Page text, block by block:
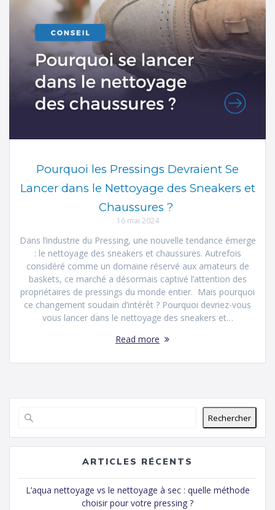
Pourquoi les Pressings Devraient Se
Lancer dans le Nettoyage des Sneakers et
Chaussures ?
16 mai 2024
Dans l’industrie du Pressing, une nouvelle tendance émerge
: le nettoyage des sneakers et chaussures. Autrefois
considéré comme un domaine réservé aux amateurs de
baskets, ce marché a désormais captivé l’attention des
propriétaires de pressings du monde entier. Mais pourquoi
ce changement soudain d’intérêt ? Pourquoi devriez-vous
vous lancer dans le nettoyage des sneakers et…
Read more
Rechercher
ARTICLES RÉCENTS
L’aqua nettoyage vs le nettoyage à sec : quelle méthode
choisir pour votre pressing ?